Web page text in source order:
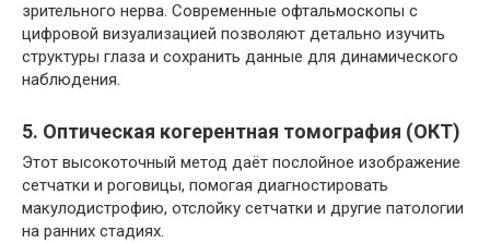
зрительного нерва. Современные офтальмоскопы с
цифровой визуализацией позволяют детально изучить
структуры глаза и сохранить данные для динамического
наблюдения.
5. Оптическая когерентная томография (ОКТ)
Этот высокоточный метод даёт послойное изображение
сетчатки и роговицы, помогая диагностировать
макулодистрофию, отслойку сетчатки и другие патологии
на ранних стадиях.